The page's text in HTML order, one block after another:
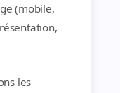
(mobile,
les